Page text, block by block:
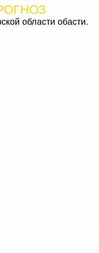
области обасти.